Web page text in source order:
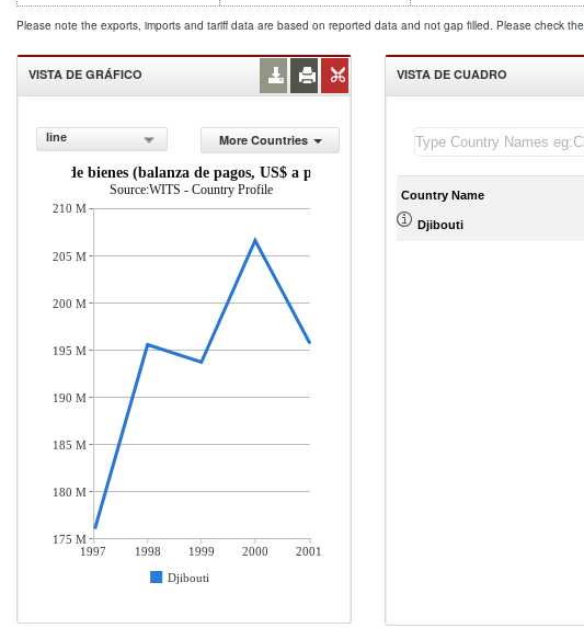
Please note the exports, imports and tariff data are based on reported data and not gap filled. Please check the
VISTA DE GRÁFICO
line
More Countries
de bienes (balanza de pagos, US$ a precios actuales)
Source:WITS - Country Profile
1997 1998 1999 2000
2001
Djibouti
210 M
205 M
200 M
195 M
190 M
185 M
180 M
175 M
VISTA DE CUADRO
Country Name
Djibouti